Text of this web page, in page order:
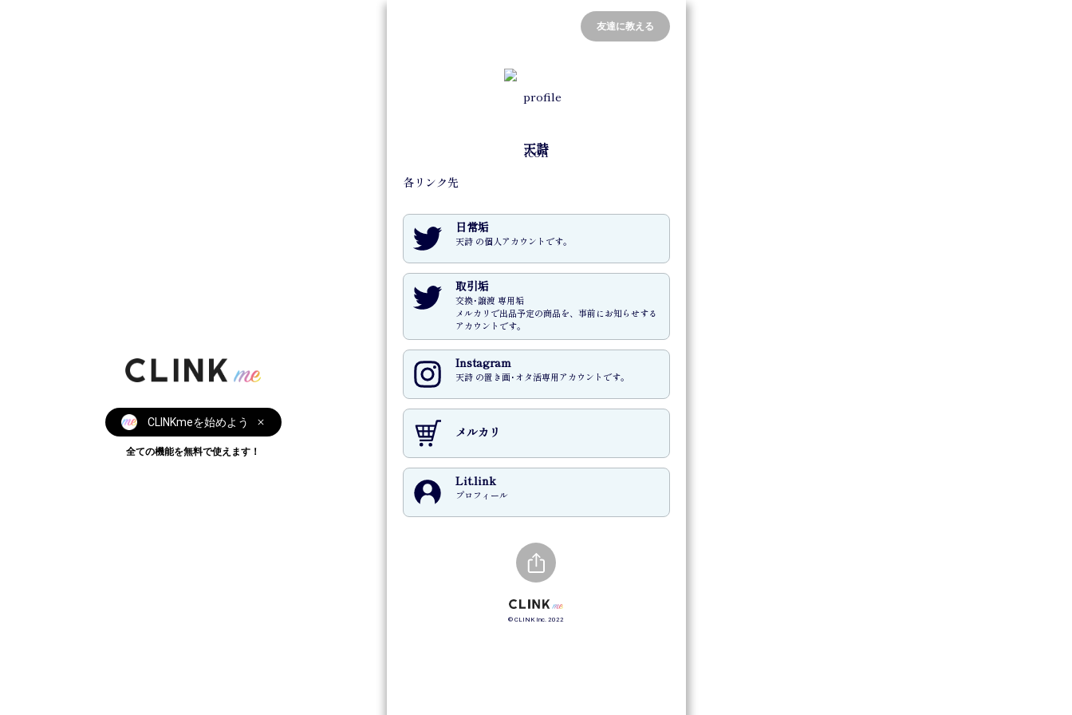
友達に教える
天詩
各リンク先
日常垢
天詩 の個人アカウントです。
取引垢
交換･譲渡 専用垢
メルカリで出品予定の商品を、事前にお知らせする
アカウントです。
Instagram
天詩 の置き画･オタ活専用アカウントです。
メルカリ
Lit.link
プロフィール
© CLINK Inc. 2022
CLINKmeを始めよう
全ての機能を無料で使えます！